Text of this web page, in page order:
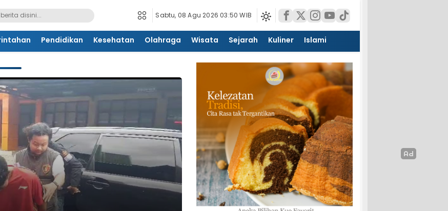
Sabtu, 08 Agu 2026 03:50 WIB
Pendidikan Kesehatan Olahraga Wisata Sejarah Kuliner Islami